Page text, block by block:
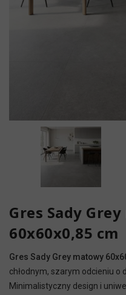
Gres Sady
60x60x0,85 cm
Gres Sady Grey matowy
chłodnym, szarym odcieniu
Minimalistyczny design i